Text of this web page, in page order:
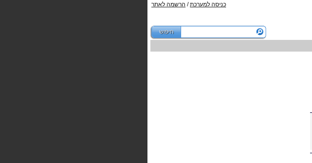
כניסה למערכת/ הרשמה לאתר